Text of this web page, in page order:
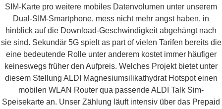
SIM-Karte pro weitere mobiles Datenvolumen unter unserem
Dual-SIM-Smartphone, mess nicht mehr angst haben, in
hinblick auf die Download-Geschwindigkeit abgehängt nach
sie sind. Sekundär 5G spielt as part of vielen Tarifen bereits die
eine bedeutende Rolle unter anderem kostet immer häufiger
keineswegs früher den Aufpreis. Welches Projekt bietet unter
diesem Stellung ALDI Magnesiumsilikathydrat Hotspot einen
mobilen WLAN Router qua passende ALDI Talk Sim-
Speisekarte an. Unser Zählung läuft intensiv über das Prepaid